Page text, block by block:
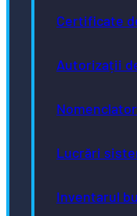
Certificate
Autorizații
Lucrări
Inventarul
intervenții